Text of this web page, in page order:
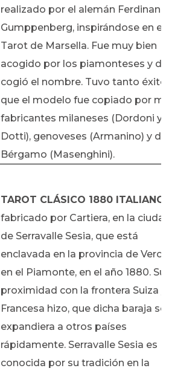
realizado por el alemán
Gumppenberg, inspirándose en el
Tarot de Marsella. Fue muy bien
acogido por los piamonteses y de
cogió el nombre. Tuvo tanto éxito,
que el modelo fue copiado por
fabricantes milaneses (Dordoni y
Dotti), genoveses (Armanino) y de
Bérgamo (Masenghini).
TAROT CLÁSICO 1880 ITALIANO
fabricado por Cartiera, en la
de Serravalle Sesia, que está
enclavada en la provincia de
en el Piamonte, en el año 1880. Su
proximidad con la frontera Suiza y
Francesa hizo, que dicha baraja se
expandiera a otros países
rápidamente. Serravalle Sesia es
conocida por su tradición en la